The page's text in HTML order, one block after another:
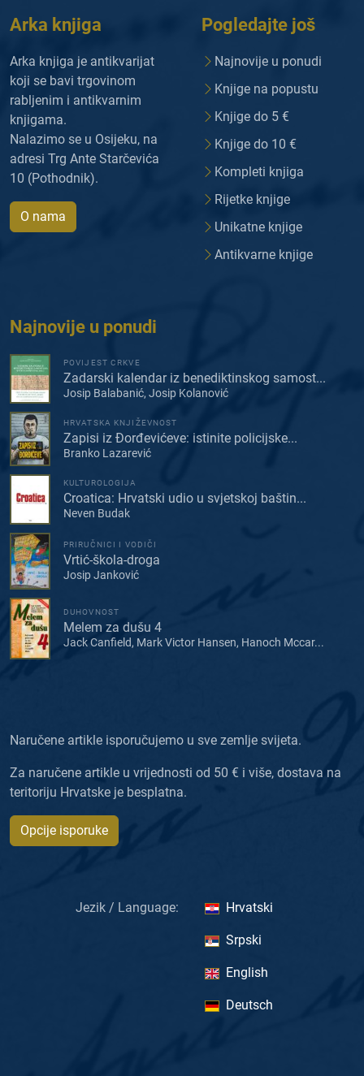
Arka knjiga
Arka knjiga je antikvarijat
koji se bavi trgovinom
rabljenim i antikvarnim
knjigama.
Nalazimo se u Osijeku, na
adresi Trg Ante Starčevića
10 (Pothodnik).
O nama
Pogledajte još
Najnovije u ponudi
Knjige na popustu
Knjige do 5 €
Knjige do 10 €
Kompleti knjiga
Rijetke knjige
Unikatne knjige
Antikvarne knjige
Najnovije u ponudi
POVIJEST CRKVE
Zadarski kalendar iz benediktinskog samost...
Josip Balabanić, Josip Kolanović
HRVATSKA KNJIŽEVNOST
Zapisi iz Đorđevićeve: istinite policijske...
Branko Lazarević
KULTUROLOGIJA
Croatica: Hrvatski udio u svjetskoj baštin...
Neven Budak
PRIRUČNICI I VODIČI
Vrtić-škola-droga
Josip Janković
DUHOVNOST
Melem za dušu 4
Jack Canfield, Mark Victor Hansen, Hanoch Mccar...
Naručene artikle isporučujemo u sve zemlje svijeta.
Za naručene artikle u vrijednosti od 50 € i više, dostava na
teritoriju Hrvatske je besplatna.
Opcije isporuke
Jezik / Language: Hrvatski
Srpski
English
Deutsch